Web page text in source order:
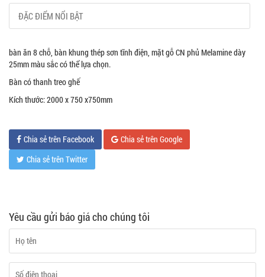
ĐẶC ĐIỂM NỔI BẬT
bàn ăn 8 chỗ, bàn khung thép sơn tĩnh điện, mặt gỗ CN phủ Melamine dày
25mm màu sắc có thể lựa chọn.
Bàn có thanh treo ghế
Kích thước: 2000 x 750 x750mm
Chia sẻ trên Facebook
Chia sẻ trên Google
Chia sẻ trên Twitter
Yêu cầu gửi báo giá cho chúng tôi